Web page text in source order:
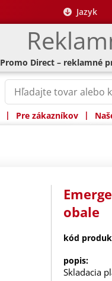
Jazyk
Promo Direct – reklamné
| Pre zákazníkov |
obale
kód
popis:
Skladacia